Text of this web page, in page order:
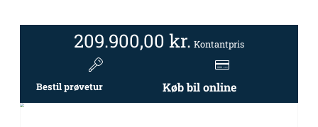
209.900,00 kr. Kontantpris
Bestil prøvetur Køb bil online